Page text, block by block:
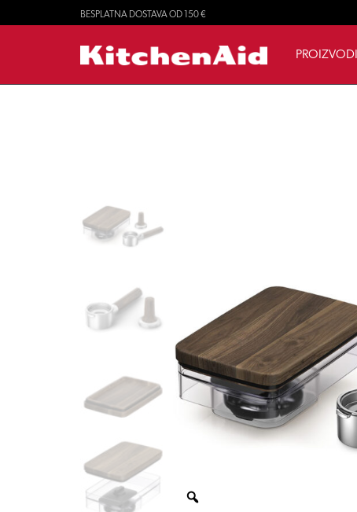
BESPLATNA DOSTAVA OD 150 €
PROIZVODI